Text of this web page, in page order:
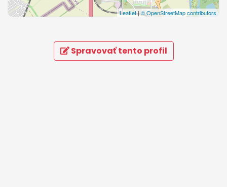
Leaflet|© OpenStreetMap contributors
Spravovať tento profil